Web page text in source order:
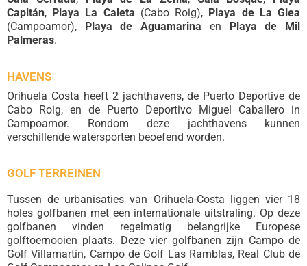
Capitán, Playa La Caleta (Cabo Roig), Playa de La Glea
(Campoamor),
Playa de Aguamarina en
Playa de Mil
Palmeras.
HAVENS
Orihuela Costa heeft 2 jachthavens, de Puerto Deportive de
Cabo Roig, en de Puerto Deportivo Miguel Caballero in
Campoamor. Rondom deze jachthavens kunnen
verschillende watersporten beoefend worden.
GOLF TERREINEN
Tussen de urbanisaties van Orihuela-Costa liggen vier 18
holes golfbanen met een internationale uitstraling. Op deze
golfbanen vinden regelmatig belangrijke Europese
golftoernooien plaats. Deze vier golfbanen zijn Campo de
Golf Villamartín, Campo de Golf Las Ramblas, Real Club de